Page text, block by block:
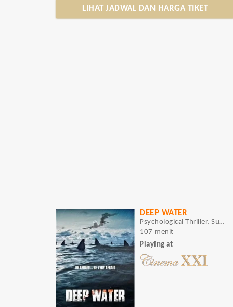
LIHAT JADWAL DAN HARGA TIKET
DEEP WATER
Psychological Thriller, Surviv
107 menit
Playing at